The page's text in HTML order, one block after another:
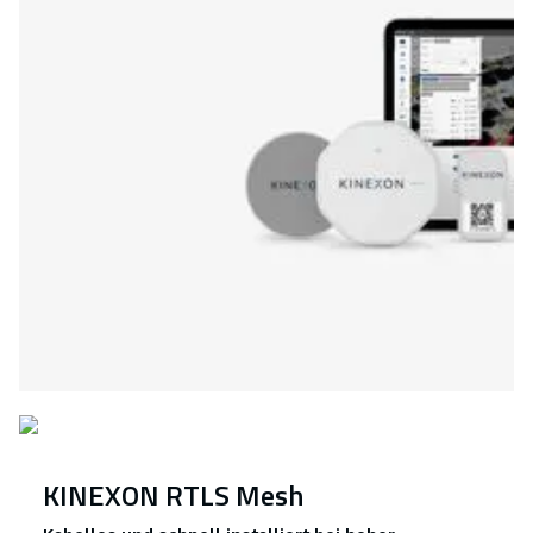
KINEXON RTLS Mesh